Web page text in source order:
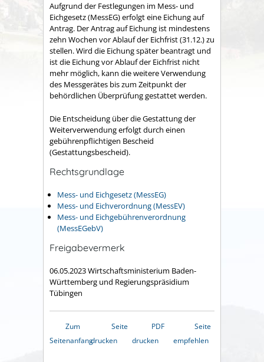
Aufgrund der Festlegungen im Mess- und
Eichgesetz (MessEG) erfolgt eine Eichung auf
Antrag. Der Antrag auf Eichung ist mindestens
zehn Wochen vor Ablauf der Eichfrist (31.12.) zu
stellen. Wird die Eichung später beantragt und
ist die Eichung vor Ablauf der Eichfrist nicht
mehr möglich, kann die weitere Verwendung
des Messgerätes bis zum Zeitpunkt der
behördlichen Überprüfung gestattet werden.
Die Entscheidung über die Gestattung der
Weiterverwendung erfolgt durch einen
gebührenpflichtigen Bescheid
(Gestattungsbescheid).
Rechtsgrundlage
Mess- und Eichgesetz (MessEG)
Mess- und Eichverordnung (MessEV)
Mess- und Eichgebührenverordnung
(MessEGebV)
Freigabevermerk
06.05.2023 Wirtschaftsministerium Baden-
Württemberg und Regierungspräsidium
Tübingen
Zum
Seitenanfang
Seite
drucken
PDF
drucken
Seite
empfehlen